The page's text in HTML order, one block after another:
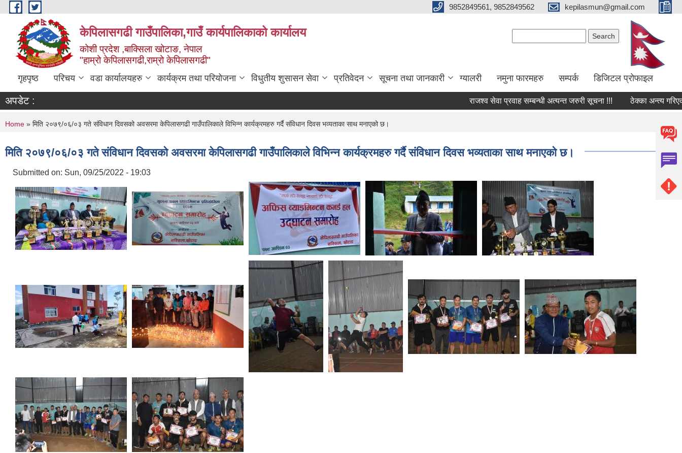
Skip to main content 9852849561, 9852849562 kepilasmun@gmail.com
केपिलासगढी गाउँपालिका,गाउँ कार्यपालिकाको कार्यालय
कोशी प्रदेश ,बाक्सिला खोटाङ, नेपाल
"हाम्रो केपिलासगढी,राम्रो केपिलासगढी"
गृहपृष्ठ परिचय वडा कार्यालयहरु कार्यक्रम तथा परियोजना विधुतीय शुसासन सेवा प्रतिवेदन सूचना तथा जानकारी ग्यालरी नमुना फारमहरु सम्पर्क डिजिटल प्रोफाइल
अपडेट : राजश्व सेवा प्रवाह सम्बन्धी अत्यन्त जरुरी सूचना !!! ठेक्का अन्त्य गरिएको
You are here
Home » मिति २०७९/०६/०३ गते संविधान दिवसको अवसरमा केपिलासगढी गाउँपालिकाले विभिन्न कार्यक्रमहरु गर्दै संविधान दिवस भव्यताका साथ मनाएको छ।
मिति २०७९/०६/०३ गते संविधान दिवसको अवसरमा केपिलासगढी गाउँपालिकाले विभिन्न कार्यक्रमहरु गर्दै संविधान दिवस भव्यताका साथ मनाएको छ।
Submitted on: Sun, 09/25/2022 - 19:03